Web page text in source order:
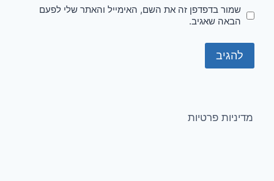
שמור בדפדפן זה את השם, האימייל והאתר שלי לפעם
הבאה שאגיב.
מדיניות פרטיות